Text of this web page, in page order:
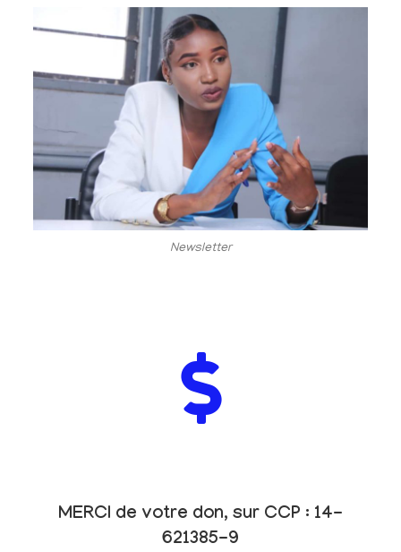
Newsletter
MERCI de votre don, sur CCP : 14-
621385-9